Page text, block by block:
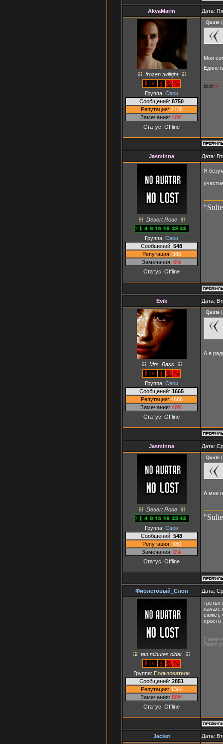
AkvaMarin Дата:
frozen twilight
Группа: Свои
Сообщений: 8750
Репутация: 2438
Замечания: 40%
Статус: Offline
Quote (
Мои
bitch ♥
Jasminna Дата:
Desert Rose
Группа: Свои
Сообщений: 548
Репутация: 380
Замечания: 0%
Статус: Offline
Я
Evik Дата:
Mrs. Bass
Группа: Свои
Сообщений: 1665
Репутация: 4686
Замечания: 40%
Статус: Offline
Quote (
А я
Jasminna Дата:
Desert Rose
Группа: Свои
Сообщений: 548
Репутация: 380
Замечания: 0%
Статус: Offline
Quote (
А мне
Фиолетовый_Слон Дата:
ten minutes older
Группа: Пользователи
Сообщений: 2851
Репутация: 1364
Замечания: 80%
Статус: Offline
третья
начал.
сюжет,
У меня
Перед
Jacket Дата: